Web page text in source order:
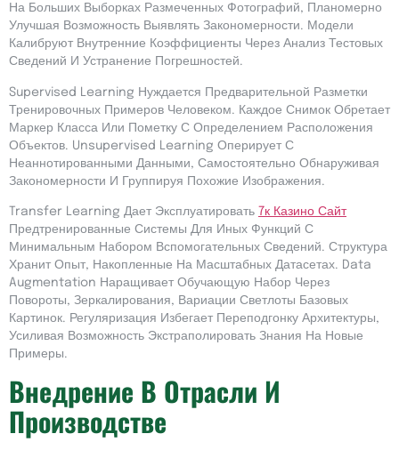
На Больших Выборках Размеченных Фотографий, Планомерно
Улучшая Возможность Выявлять Закономерности. Модели
Калибруют Внутренние Коэффициенты Через Анализ Тестовых
Сведений И Устранение Погрешностей.
Supervised Learning Нуждается Предварительной Разметки
Тренировочных Примеров Человеком. Каждое Снимок Обретает
Маркер Класса Или Пометку С Определением Расположения
Объектов. Unsupervised Learning Оперирует С
Неаннотированными Данными, Самостоятельно Обнаруживая
Закономерности И Группируя Похожие Изображения.
Transfer Learning Дает Эксплуатировать 7к Казино Сайт
Предтренированные Системы Для Иных Функций С
Минимальным Набором Вспомогательных Сведений. Структура
Хранит Опыт, Накопленные На Масштабных Датасетах. Data
Augmentation Наращивает Обучающую Набор Через
Повороты, Зеркалирования, Вариации Светлоты Базовых
Картинок. Регуляризация Избегает Переподгонку Архитектуры,
Усиливая Возможность Экстраполировать Знания На Новые
Примеры.
Внедрение В Отрасли И
Производстве